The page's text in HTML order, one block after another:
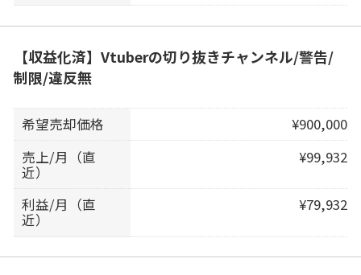
【収益化済】Vtuberの切り抜きチャンネル/警告/
制限/違反無
希望売却価格
¥900,000
売上/月（直
近）
¥99,932
利益/月（直
近）
¥79,932